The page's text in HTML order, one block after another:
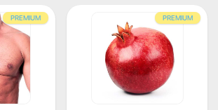
PREMIUM PREMIUM